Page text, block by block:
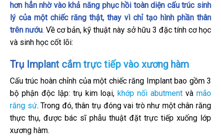
hơn hẳn nhờ vào khả năng phục hồi toàn diện cấu trúc sinh
lý của một chiếc răng thật, thay vì chỉ tạo hình phần thân
trên nướu. Về cơ bản, kỹ thuật này sở hữu 3 đặc tính cơ học
và sinh học cốt lõi:
Trụ Implant cắm trực tiếp vào xương hàm
Cấu trúc hoàn chỉnh của một chiếc răng Implant bao gồm 3
bộ phận độc lập: trụ kim loại, khớp nối abutment vàmão
răng sứ. Trong đó, thân trụ đóng vai trò như một chân răng
thực thụ, được bác sĩ phẫu thuật đặt trực tiếp xuống lớp
xương hàm.